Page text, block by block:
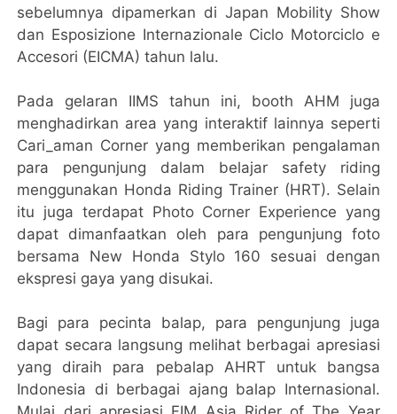
sebelumnya dipamerkan di Japan Mobility Show
dan Esposizione Internazionale Ciclo Motorciclo e
Accesori (EICMA) tahun lalu.
Pada gelaran IIMS tahun ini, booth AHM juga
menghadirkan area yang interaktif lainnya seperti
Cari_aman Corner yang memberikan pengalaman
para pengunjung dalam belajar safety riding
menggunakan Honda Riding Trainer (HRT). Selain
itu juga terdapat Photo Corner Experience yang
dapat dimanfaatkan oleh para pengunjung foto
bersama New Honda Stylo 160 sesuai dengan
ekspresi gaya yang disukai.
Bagi para pecinta balap, para pengunjung juga
dapat secara langsung melihat berbagai apresiasi
yang diraih para pebalap AHRT untuk bangsa
Indonesia di berbagai ajang balap Internasional.